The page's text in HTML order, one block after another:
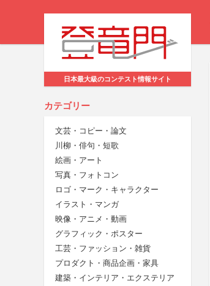
日本最大級のコンテスト情報サイト
カテゴリー
文芸・コピー・論文
川柳・俳句・短歌
絵画・アート
写真・フォトコン
ロゴ・マーク・キャラクター
イラスト・マンガ
映像・アニメ・動画
グラフィック・ポスター
工芸・ファッション・雑貨
プロダクト・商品企画・家具
建築・インテリア・エクステリア